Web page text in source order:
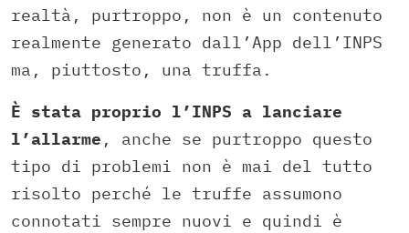
realtà, purtroppo, non è un contenuto
realmente generato dall’App dell’INPS
ma, piuttosto, una truffa.
È stata proprio l’INPS a lanciare
l’allarme , anche se purtroppo questo
tipo di problemi non è mai del tutto
risolto perché le truffe assumono
connotati sempre nuovi e quindi è